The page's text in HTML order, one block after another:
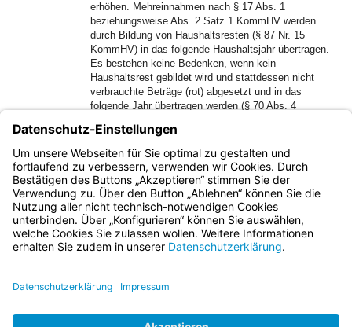
erhöhen. Mehreinnahmen nach § 17 Abs. 1
beziehungsweise Abs. 2 Satz 1 KommHV werden
durch Bildung von Haushaltsresten (§ 87 Nr. 15
KommHV) in das folgende Haushaltsjahr übertragen.
Es bestehen keine Bedenken, wenn kein
Haushaltsrest gebildet wird und stattdessen nicht
verbrauchte Beträge (rot) abgesetzt und in das
folgende Jahr übertragen werden (§ 70 Abs. 4
Ende des folgenden Jahres verfügbar (§ 19 Abs. 2
Satz 3 KommHV). Für Budgets gilt Entsprechendes
(§ 17 Abs. 1 Nr. 2 KommHV).
Bayern.de
BayernPortal
Impressum